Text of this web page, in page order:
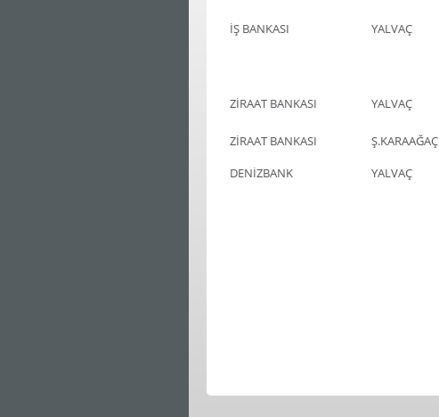
İŞ BANKASI YALVAÇ
ZİRAAT BANKASI YALVAÇ
ZİRAAT BANKASI
DENİZBANK
Ş.KARAAĞAÇ
YALVAÇ